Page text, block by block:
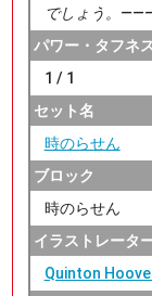
でしょう。
パワー・タフネス
1 / 1
セット名
時のらせん
ブロック
時のらせん
イラストレータ
Quinton